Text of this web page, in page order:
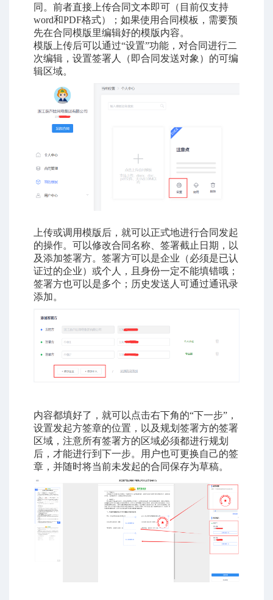
同。前者直接上传合同文本即可（目前仅支持
word和PDF格式）；如果使用合同模板，需要预
先在合同模版里编辑好的模版内容。
模版上传后可以通过“设置”功能，对合同进行二
次编辑，设置签署人（即合同发送对象）的可编
辑区域。
上传或调用模版后，就可以正式地进行合同发起
的操作。可以修改合同名称、签署截止日期，以
及添加签署方。签署方可以是企业（必须是已认
证过的企业）或个人，且身份一定不能填错哦；
签署方也可以是多个；历史发送人可通过通讯录
添加。
内容都填好了，就可以点击右下角的“下一步”，
设置发起方签章的位置，以及规划签署方的签署
区域，注意所有签署方的区域必须都进行规划
后，才能进行到下一步。用户也可更换自己的签
章，并随时将当前未发起的合同保存为草稿。